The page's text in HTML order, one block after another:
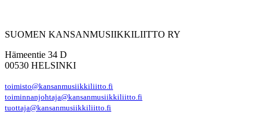
SUOMEN KANSANMUSIIKKILIITTO RY
Hämeentie 34 D
00530 HELSINKI
toimisto@kansanmusiikkiliitto.fi
toiminnanjohtaja@kansanmusiikkiliitto.fi
tuottaja@kansanmusiikkiliitto.fi